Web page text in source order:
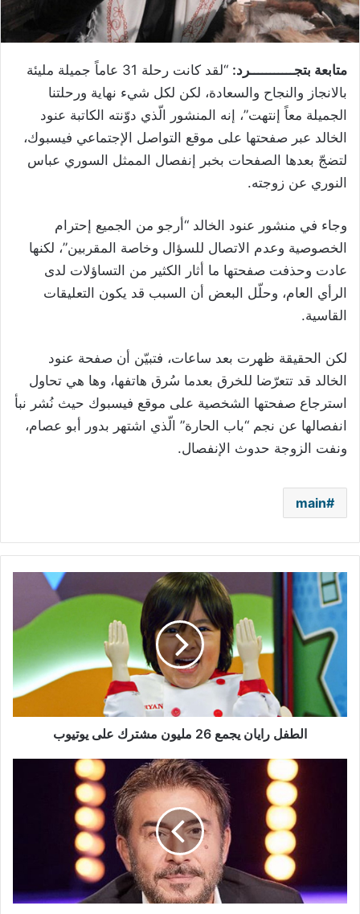
متابعة بتجـــــــــــرد:
“لقد كانت رحلة 31 عاماً جميلة مليئة
بالانجاز والنجاح والسعادة، لكن لكل شيء نهاية ورحلتنا
الجميلة معاً إنتهت”، إنه المنشور الّذي دوّنته الكاتبة عنود
الخالد عبر صفحتها على موقع التواصل الإجتماعي فيسبوك،
لتضجّ بعدها الصفحات بخبر إنفصال الممثل السوري عباس
النوري عن زوجته.
وجاء في منشور عنود الخالد “أرجو من الجميع إحترام
الخصوصية وعدم الاتصال للسؤال وخاصة المقربين”، لكنها
عادت وحذفت صفحتها ما أثار الكثير من التساؤلات لدى
الرأي العام، وحلّل البعض أن السبب قد يكون التعليقات
القاسية.
لكن الحقيقة ظهرت بعد ساعات، فتبيّن أن صفحة عنود
الخالد قد تتعرّضا للخرق بعدما سُرق هاتفها، وها هي تحاول
استرجاع صفحتها الشخصية على موقع فيسبوك حيث نُشر نبأ
انفصالها عن نجم “باب الحارة” الّذي اشتهر بدور أبو عصام،
ونفت الزوجة حدوث الإنفصال.
main
الطفل
رايان
26
مليون
مشترك
يوتيوب
الطفل رايان يجمع 26 مليون مشترك على يوتيوب
بوساطة
من